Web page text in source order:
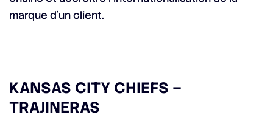
marque d’un client.
KANSAS CITY CHIEFS –
TRAJINERAS